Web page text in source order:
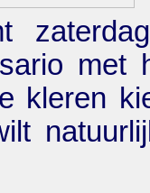
met
kleren